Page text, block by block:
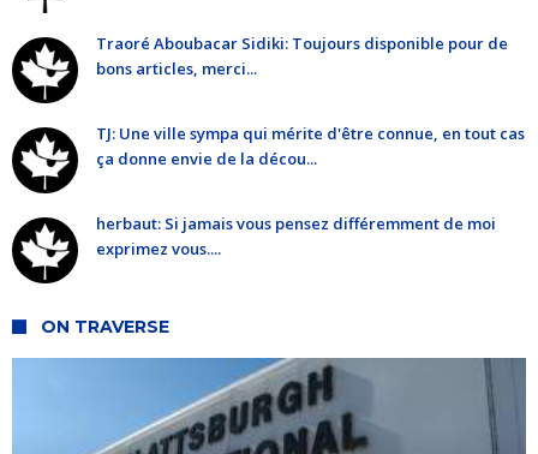
Traoré Aboubacar Sidiki: Toujours disponible pour de
bons articles, merci...
TJ: Une ville sympa qui mérite d'être connue, en tout cas
ça donne envie de la décou...
herbaut: Si jamais vous pensez différemment de moi
exprimez vous....
ON TRAVERSE